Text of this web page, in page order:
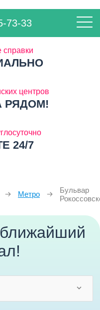
73-33
справки
центров
РЯДОМ!
24/7
Метро
Бульвар